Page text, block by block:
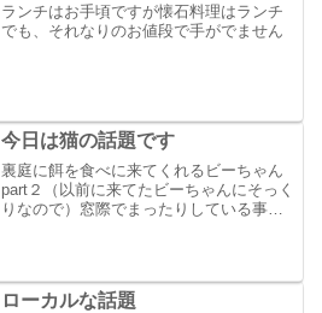
ランチはお手頃ですが懐石料理はランチ
でも、それなりのお値段で手がでません
今日は猫の話題です
裏庭に餌を食べに来てくれるビーちゃん
part２（以前に来てたビーちゃんにそっく
りなので）窓際でまったりしている事が
るのは嫌みたいなの...
ローカルな話題